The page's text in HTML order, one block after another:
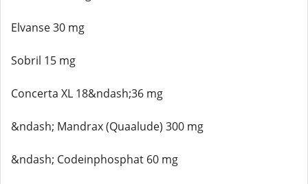
Elvanse 30 mg
Sobril 15 mg
Concerta XL 18&ndash;36 mg
&ndash; Mandrax (Quaalude) 300 mg
&ndash; Codeinphosphat 60 mg